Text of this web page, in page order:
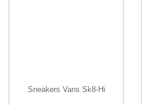
Sneakers Vans Sk8-Hi